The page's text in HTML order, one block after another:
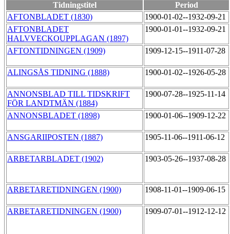
Tidningstitel
Period
AFTONBLADET (1830)
1900-01-02--1932-09-21
AFTONBLADET
HALVVECKOUPPLAGAN (1897)
1900-01-01--1932-09-21
AFTONTIDNINGEN (1909) 1909-12-15--1911-07-28
ALINGSÅS TIDNING (1888) 1900-01-02--1926-05-28
ANNONSBLAD TILL TIDSKRIFT
FÖR LANDTMÄN (1884)
1900-07-28--1925-11-14
ANNONSBLADET (1898) 1900-01-06--1909-12-22
ANSGARIIPOSTEN (1887) 1905-11-06--1911-06-12
ARBETARBLADET (1902) 1903-05-26--1937-08-28
ARBETARETIDNINGEN (1900) 1908-11-01--1909-06-15
ARBETARETIDNINGEN (1900) 1909-07-01--1912-12-12